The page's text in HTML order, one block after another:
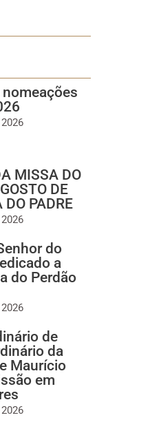
MISSA DO
DE
PADRE
do
a
do Perdão
de
da
Maurício
em